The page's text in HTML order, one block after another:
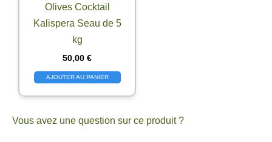
Olives Cocktail
Kalispera Seau de 5
kg
50,00 €
AJOUTER AU PANIER
Vous avez une question sur ce produit ?